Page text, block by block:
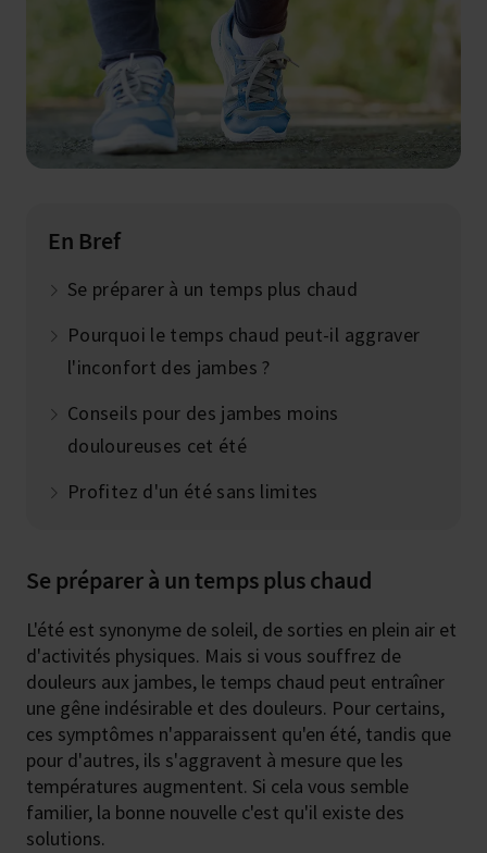
En Bref
Se préparer à un temps plus chaud
Pourquoi le temps chaud peut-il aggraver
l'inconfort des jambes ?
Conseils pour des jambes moins
douloureuses cet été
Profitez d'un été sans limites
Se préparer à un temps plus chaud
L'été est synonyme de soleil, de sorties en plein air et
d'activités physiques. Mais si vous souffrez de
douleurs aux jambes, le temps chaud peut entraîner
une gêne indésirable et des douleurs. Pour certains,
ces symptômes n'apparaissent qu'en été, tandis que
pour d'autres, ils s'aggravent à mesure que les
températures augmentent. Si cela vous semble
familier, la bonne nouvelle c'est qu'il existe des
solutions.